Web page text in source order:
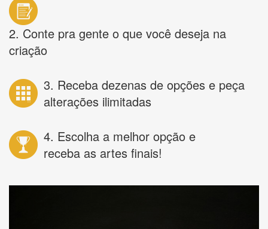
2. Conte pra gente o que você deseja na
criação
3. Receba dezenas de opções e peça
alterações ilimitadas
4. Escolha a melhor opção e
receba as artes finais!